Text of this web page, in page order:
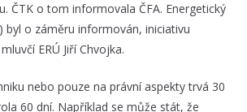
ČTK o tom informovala ČFA. Energetický
byl o záměru informován, iniciativu
ERÚ Jiří Chvojka.
nebo pouze na právní aspekty trvá 30
60 dní. Například se může stát, že